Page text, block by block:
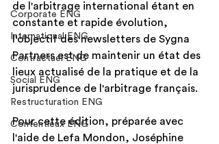
Corporate ENG
International ENG
Contractuel ENG
Social ENG
Restructuration ENG
Contentieux ENG
de l'arbitrage international étant en
constante et rapide évolution,
l'objectif des newsletters de Sygna
Partners est de maintenir un état des
lieux actualisé de la pratique et de la
jurisprudence de l'arbitrage français.
Pour cette édition, préparée avec
l'aide de Lefa Mondon, Joséphine